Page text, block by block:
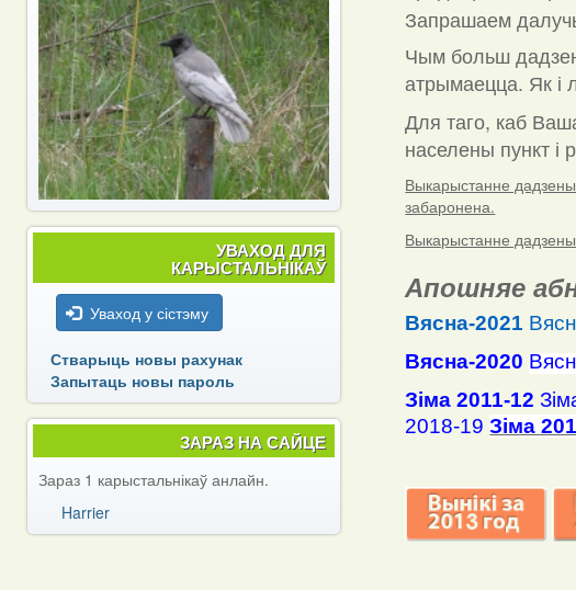
Запрашаем
Чым больш
атрымаецца. Як і
Для таго, каб
населены пункт і
Выкарыстанне
забаронена.
Выкарыстанне
Апошняе
Вясна-2021
Вясна-2020
Зіма 2011-12
2018-19 Зіма
УВАХОД ДЛЯ
КАРЫСТАЛЬНІКАЎ
Уваход у сістэму
Стварыць новы рахунак
Запытаць новы пароль
ЗАРАЗ НА САЙЦЕ
Зараз 1 карыстальнікаў анлайн.
Harrier